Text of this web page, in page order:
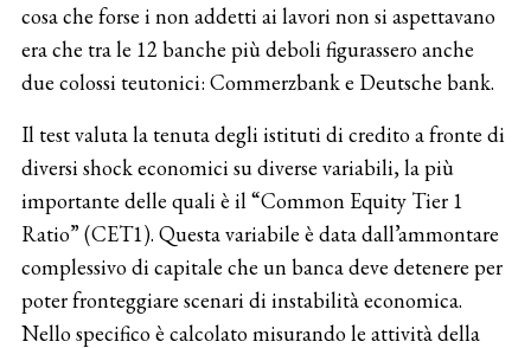
cosa che forse i non addetti ai lavori non si aspettavano
era che tra le 12 banche più deboli figurassero anche
due colossi teutonici: Commerzbank e Deutsche bank.
Il test valuta la tenuta degli istituti di credito a fronte di
diversi shock economici su diverse variabili, la più
importante delle quali è il “Common Equity Tier 1
Ratio” (CET1). Questa variabile è data dall’ammontare
complessivo di capitale che un banca deve detenere per
poter fronteggiare scenari di instabilità economica.
Nello specifico è calcolato misurando le attività della